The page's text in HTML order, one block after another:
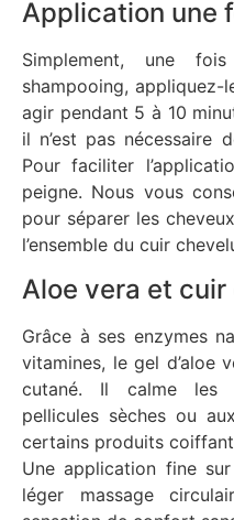
Application une
Simplement, une
shampooing, appliquez-
agir pendant 5 à 10
il n’est pas nécessaire
Pour faciliter
peigne. Nous vous
pour séparer les
l’ensemble du cuir
Aloe vera et
Grâce à ses enzymes
vitamines, le gel d’aloe
cutané. Il calme les
pellicules sèches ou
certains produits
Une application fine
léger massage